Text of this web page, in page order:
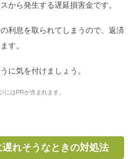
から発生する遅延損害金です。
利息を取られてしまうので、返済
す。
に気を付けましょう。
にはPRが含まれます。
れそうなときの対処法